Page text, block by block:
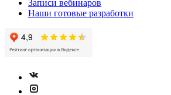
Записи вебинаров
Наши готовые разработки